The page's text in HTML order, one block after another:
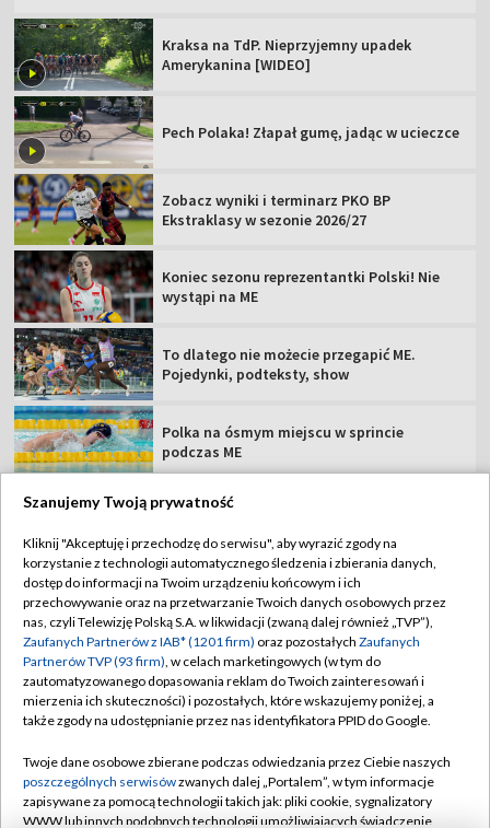
Kraksa na TdP. Nieprzyjemny upadek
Amerykanina [WIDEO]
Pech Polaka! Złapał gumę, jadąc w ucieczce
Zobacz wyniki i terminarz PKO BP
Ekstraklasy w sezonie 2026/27
Koniec sezonu reprezentantki Polski! Nie
wystąpi na ME
To dlatego nie możecie przegapić ME.
Pojedynki, podteksty, show
Polka na ósmym miejscu w sprincie
podczas ME
TVP
Abonament TVP
Sklep TVP
Biuro Reklamy
Oferta Handlowa
Emisja w TVP
Rada Programowa
Regulamin TVP
Polityka prywatności
Moje zgody
Biuro reklamy
Kanały
Szanujemy Twoją prywatność
Kliknij "Akceptuję i przechodzę do serwisu", aby wyrazić zgody na
korzystanie z technologii automatycznego śledzenia i zbierania danych,
dostęp do informacji na Twoim urządzeniu końcowym i ich
przechowywanie oraz na przetwarzanie Twoich danych osobowych przez
nas, czyli Telewizję Polską S.A. w likwidacji (zwaną dalej również „TVP”),
Zaufanych Partnerów z IAB* (1201 firm) oraz pozostałych Zaufanych
Partnerów TVP (93 firm), w celach marketingowych (w tym do
zautomatyzowanego dopasowania reklam do Twoich zainteresowań i
mierzenia ich skuteczności) i pozostałych, które wskazujemy poniżej, a
także zgody na udostępnianie przez nas identyfikatora PPID do Google.
Twoje dane osobowe zbierane podczas odwiedzania przez Ciebie naszych
poszczególnych serwisówzwanych dalej „Portalem”, w tym informacje
zapisywane za pomocą technologii takich jak: pliki cookie, sygnalizatory
WWW lub innych podobnych technologii umożliwiających świadczenie